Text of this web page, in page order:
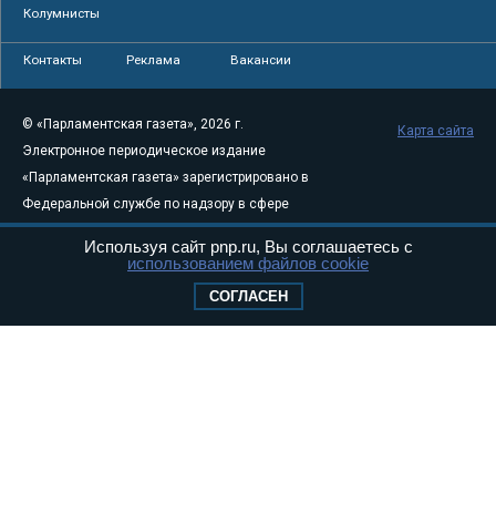
Колумнисты
Контакты Реклама Вакансии
© «Парламентская газета», 2026 г.
Электронное периодическое издание
«Парламентская газета» зарегистрировано в
Федеральной службе по надзору в сфере
связи, информационных технологий и
массовых коммуникаций (Роскомнадзор) 05
Свидетельство о регистрации Эл № ФС77-
Карта сайта
Используя сайт pnp.ru, Вы соглашаетесь с
использованием файлов cookie
СОГЛАСЕН